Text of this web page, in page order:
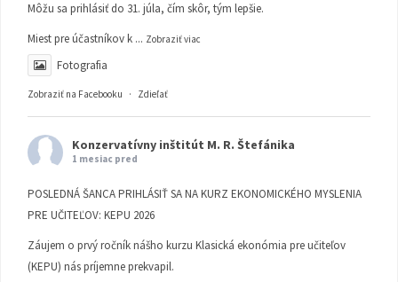
Môžu sa prihlásiť do 31. júla, čím skôr, tým lepšie.
Miest pre účastníkov k ... Zobraziť viac
Fotografia
Zobraziť na Facebooku · Zdieľať
Konzervatívny inštitút M. R. Štefánika
1 mesiac pred
POSLEDNÁ ŠANCA PRIHLÁSIŤ SA NA KURZ EKONOMICKÉHO MYSLENIA
PRE UČITEĽOV: KEPU 2026
Záujem o prvý ročník nášho kurzu Klasická ekonómia pre učiteľov
(KEPU) nás príjemne prekvapil.